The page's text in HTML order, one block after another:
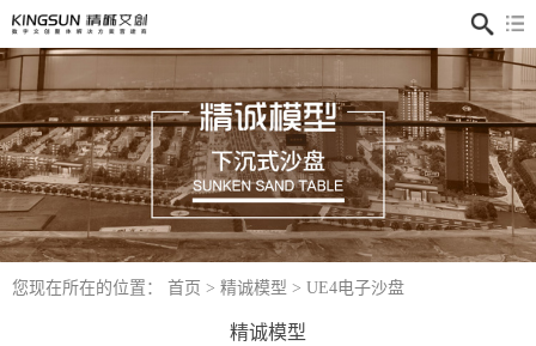
您现在所在的位置： 首页 > 精诚模型 > UE4电子沙盘
精诚模型